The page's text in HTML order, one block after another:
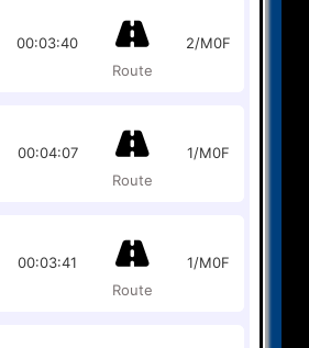
00:03:40
Route
2/M0F
00:04:07
Route
1/M0F
00:03:41
Route
1/M0F